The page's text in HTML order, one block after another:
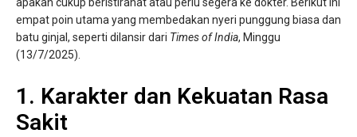
empat poin utama yang membedakan nyeri punggung biasa dan
batu ginjal, seperti dilansir dari Times of India, Minggu
(13/7/2025).
1. Karakter dan Kekuatan Rasa
Sakit